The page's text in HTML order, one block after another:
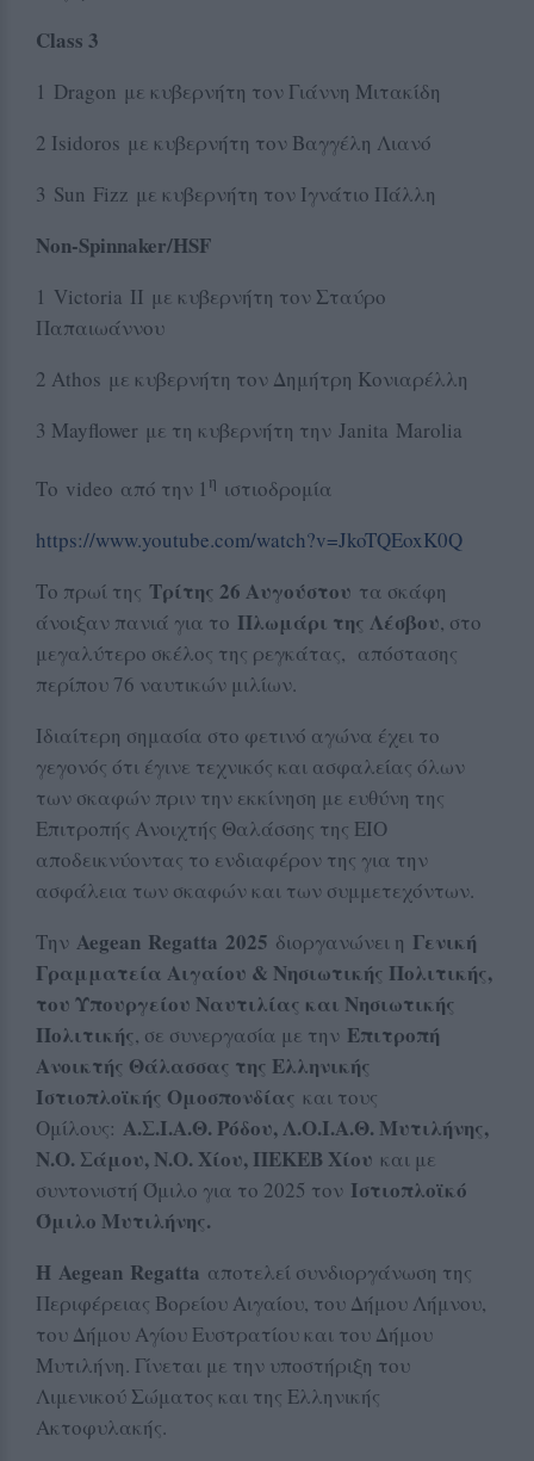
Class 3
1 Dragon με κυβερνήτη τον Γιάννη Μιτακίδη
2 Ιsidoros με κυβερνήτη τον Βαγγέλη Λιανό
3 Sun Fizz με κυβερνήτη τον Ιγνάτιο Πάλλη
Non-Spinnaker/HSF
1 Victoria II με κυβερνήτη τον Σταύρο
Παπαιωάννου
2 Αthos με κυβερνήτη τον Δημήτρη Κονιαρέλλη
3 Μayflower με τη κυβερνήτη την Janita Marolia
Το video από την 1 η ιστιοδρομία
https://www.youtube.com/watch?v=JkoTQEoxK0Q
Το πρωί της Τρίτης 26 Αυγούστου τα σκάφη
άνοιξαν πανιά για το Πλωμάρι της Λέσβου, στο
μεγαλύτερο σκέλος της ρεγκάτας, απόστασης
περίπου 76 ναυτικών μιλίων.
Ιδιαίτερη σημασία στο φετινό αγώνα έχει το
γεγονός ότι έγινε τεχνικός και ασφαλείας όλων
των σκαφών πριν την εκκίνηση με ευθύνη της
Επιτροπής Ανοιχτής Θαλάσσης της ΕΙΟ
αποδεικνύοντας το ενδιαφέρον της για την
ασφάλεια των σκαφών και των συμμετεχόντων.
Την Aegean Regatta 2025 διοργανώνει η Γενική
Γραμματεία Αιγαίου & Νησιωτικής Πολιτικής,
του Υπουργείου Ναυτιλίας και Νησιωτικής
Πολιτικής, σε συνεργασία με την Επιτροπή
Ανοικτής Θάλασσας της Ελληνικής
Ιστιοπλοϊκής Ομοσπονδίας και τους
Ομίλους: Α.Σ.Ι.Α.Θ. Ρόδου, Λ.Ο.Ι.Α.Θ. Μυτιλήνης,
Ν.Ο. Σάμου, Ν.Ο. Χίου, ΠΕΚΕΒ Χίου και με
συντονιστή Όμιλο για το 2025 τον Ιστιοπλοϊκό
Όμιλο Μυτιλήνης.
Η Aegean Regatta αποτελεί συνδιοργάνωση της
Περιφέρειας Βορείου Αιγαίου, του Δήμου Λήμνου,
του Δήμου Αγίου Ευστρατίου και του Δήμου
Μυτιλήνη. Γίνεται με την υποστήριξη του
Λιμενικού Σώματος και της Ελληνικής
Ακτοφυλακής.